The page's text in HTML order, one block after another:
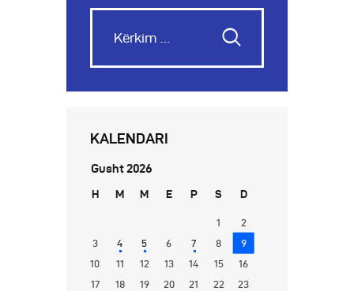
KALENDARI
Gusht 2026
H M M E P S D
1
2
3
4 5 6 7 8
9
10
11 12 13 14 15
16
17
18 19 20 21 22
23